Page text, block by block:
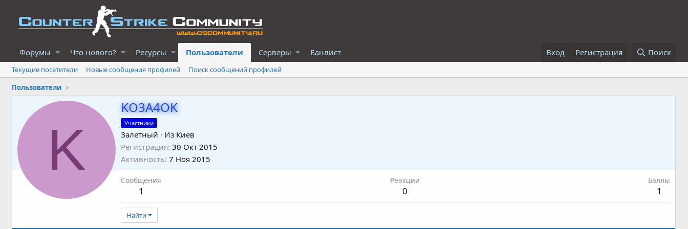
Форумы Что нового? Ресурсы Пользователи Серверы Банлист Вход Регистрация Поиск
Текущие посетители Новые сообщения профилей
Поиск сообщений профилей
Пользователи
K
KO3A4OK
Участники
Залетный · Из Киев
Регистрация 30 Окт 2015
Активность 7 Ноя 2015
Сообщения
1
Реакции
0
Баллы
1
Найти